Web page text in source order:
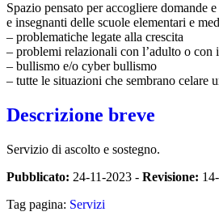
Spazio pensato per accogliere domande
e insegnanti delle scuole elementari e
– problematiche legate alla crescita
– problemi relazionali con l’adulto o con
– bullismo e/o cyber bullismo
– tutte le situazioni che sembrano celare
Descrizione breve
Servizio di ascolto e sostegno.
Pubblicato: 24-11-2023 - Revisione:
Tag pagina: Servizi